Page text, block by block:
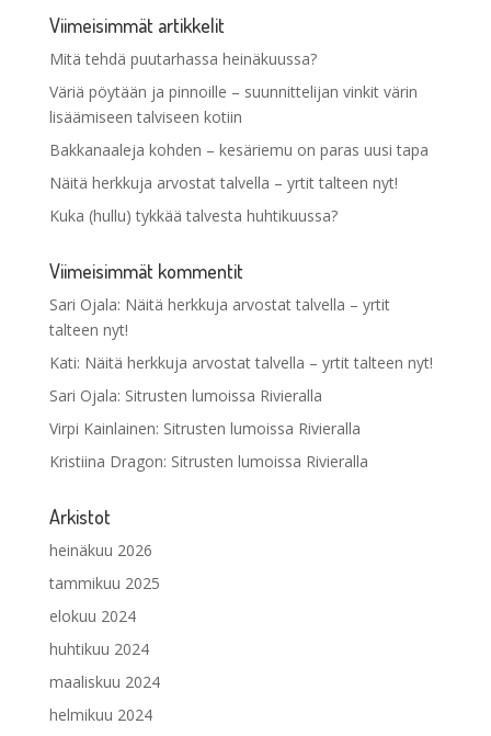
Viimeisimmät artikkelit
Mitä tehdä puutarhassa heinäkuussa?
Väriä pöytään ja pinnoille – suunnittelijan vinkit värin
lisäämiseen talviseen kotiin
Bakkanaaleja kohden – kesäriemu on paras uusi tapa
Näitä herkkuja arvostat talvella – yrtit talteen nyt!
Kuka (hullu) tykkää talvesta huhtikuussa?
Viimeisimmät kommentit
Sari Ojala: Näitä herkkuja arvostat talvella – yrtit
talteen nyt!
Kati: Näitä herkkuja arvostat talvella – yrtit talteen nyt!
Sari Ojala: Sitrusten lumoissa Rivieralla
Virpi Kainlainen: Sitrusten lumoissa Rivieralla
Kristiina Dragon: Sitrusten lumoissa Rivieralla
Arkistot
heinäkuu 2026
tammikuu 2025
elokuu 2024
huhtikuu 2024
maaliskuu 2024
helmikuu 2024